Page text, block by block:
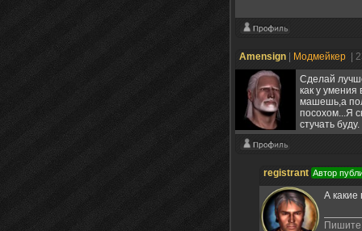
Amensign Модмейкер
|
Сделай
как у
машешь,а
посохом...Я
стучать буду.
registrant Автор
А какие
Пишите